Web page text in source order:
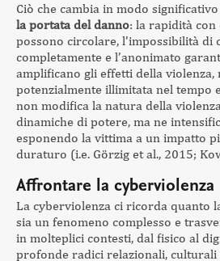
Ciò che cambia in modo
la portata del danno: la rapidità
possono circolare, l’impossibilità di
completamente e l’anonimato
amplificano gli effetti della violenza,
potenzialmente illimitata nel tempo
non modifica la natura della
dinamiche di potere, ma ne
esponendo la vittima a un impatto
duraturo (i.e. Görzig et al., 2015;
Affrontare la cyberviolenza
La cyberviolenza ci ricorda quanto
sia un fenomeno complesso e
in molteplici contesti, dal fisico al
profonde radici relazionali, culturali